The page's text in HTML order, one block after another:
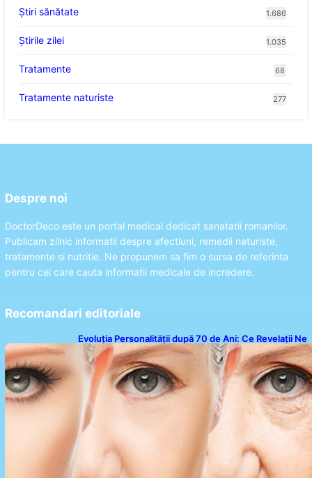
Ştiri sănătate 1.686
Știrile zilei 1.035
Tratamente 68
Tratamente naturiste 277
Despre noi
DoctorDeco este un portal medical dedicat sanatatii romanilor.
Publicam zilnic informatii despre afectiuni, remedii naturiste,
tratamente si nutritie. Ne propunem sa fim o sursa de referinta
pentru cei care cauta informatii medicale de incredere.
Recomandari editoriale
Evoluția Personalității după 70 de Ani: Ce Revelații Ne
Oferă Studiile Psihologice